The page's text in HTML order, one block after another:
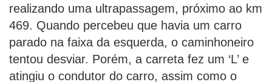
realizando uma ultrapassagem, próximo ao km
469. Quando percebeu que havia um carro
parado na faixa da esquerda, o caminhoneiro
tentou desviar. Porém, a carreta fez um ‘L’ e
atingiu o condutor do carro, assim como o